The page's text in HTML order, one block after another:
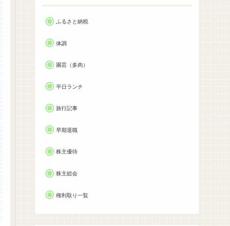
ふるさと納税
体調
園芸（多肉）
平日ランチ
旅行記事
早期退職
株主優待
株主総会
権利取り一覧